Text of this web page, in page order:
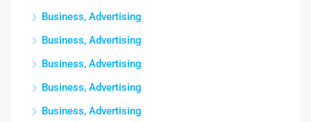
Business, Advertising
Business, Advertising
Business, Advertising
Business, Advertising
Business, Advertising